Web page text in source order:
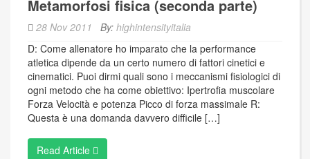
Metamorfosi fisica (seconda parte)
28 Nov 2011 By: highintensityitalia
D: Come allenatore ho imparato che la performance
atletica dipende da un certo numero di fattori cinetici e
cinematici. Puoi dirmi quali sono i meccanismi fisiologici di
ogni metodo che ha come obiettivo: Ipertrofia muscolare
Forza Velocità e potenza Picco di forza massimale R:
Questa è una domanda davvero difficile […]
Read Article